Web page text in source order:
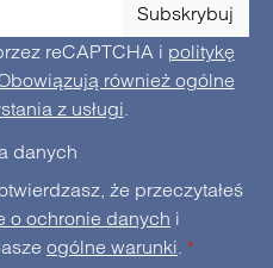
Subskrybuj
reCAPTCHA i politykę
również ogólne
z usługi.
danych
że przeczytałeś
o ochronie danych i
ogólne warunki. *